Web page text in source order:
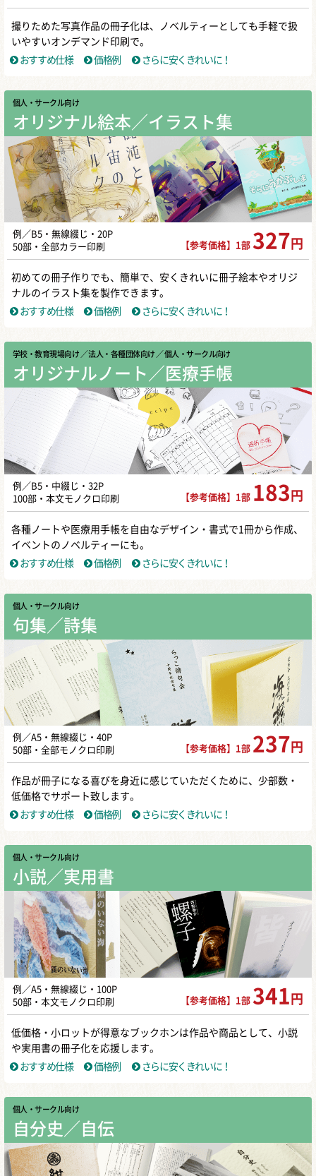
撮りためた写真作品の冊子化は、ノベルティーとしても手軽で扱
いやすいオンデマンド印刷で。
おすすめ仕様
価格例 さらに安くきれいに！
個人・サークル向け
オリジナル絵本／イラスト集
例／B5・無線綴じ・20P
50部・全部カラー印刷
【参考価格】1部 327 円
初めての冊子作りでも、簡単で、安くきれいに冊子絵本やオリジ
ナルのイラスト集を製作できます。
おすすめ仕様
価格例 さらに安くきれいに！
学校・教育現場向け ／ 法人・各種団体向け ／ 個人・サークル向け
オリジナルノート／医療手帳
例／B5・中綴じ・32P
100部・本文モノクロ印刷
【参考価格】1部 183 円
各種ノートや医療用手帳を自由なデザイン・書式で1冊から作成、
イベントのノベルティーにも。
おすすめ仕様
価格例 さらに安くきれいに！
個人・サークル向け
句集／詩集
例／A5・無線綴じ・40P
50部・全部モノクロ印刷
【参考価格】1部 237 円
作品が冊子になる喜びを身近に感じていただくために、少部数・
低価格でサポート致します。
おすすめ仕様
価格例 さらに安くきれいに！
個人・サークル向け
小説／実用書
例／A5・無線綴じ・100P
50部・本文モノクロ印刷
【参考価格】1部 341 円
低価格・小ロットが得意なブックホンは作品や商品として、小説
や実用書の冊子化を応援します。
おすすめ仕様
価格例 さらに安くきれいに！
個人・サークル向け
自分史／自伝